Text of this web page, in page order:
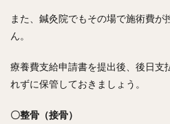
また、鍼灸院でもその場で施術費
ん。
療養費支給申請書を提出後、後日支
れずに保管しておきましょう。
〇整骨（接骨）